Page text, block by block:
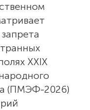
XXIX
(ПМЭФ-2026)